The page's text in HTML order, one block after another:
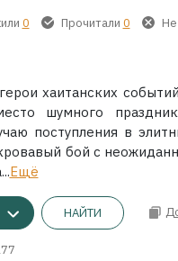
0 Прочитали 0
хаитанских
шумного
поступления в
бой с
Ещё
НАЙТИ